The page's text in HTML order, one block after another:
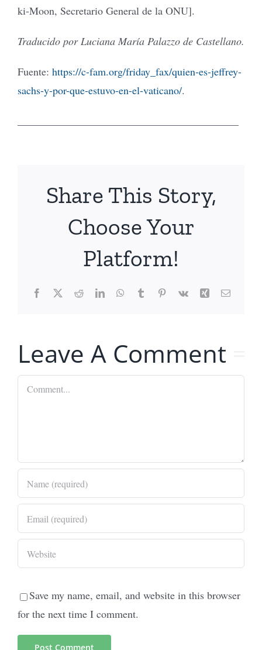
ki-Moon, Secretario General de la ONU].
Traducido por Luciana María Palazzo de Castellano.
Fuente: https://c-fam.org/friday_fax/quien-es-jeffrey-
sachs-y-por-que-estuvo-en-el-vaticano/.
Share This Story,
Choose Your
Platform!
Facebook
X RedditLinkedInWhatsApp
TumblrPinterest
Vk Xing Email
Leave A Comment
Comment
Save my name, email, and website in this browser
for the next time I comment.